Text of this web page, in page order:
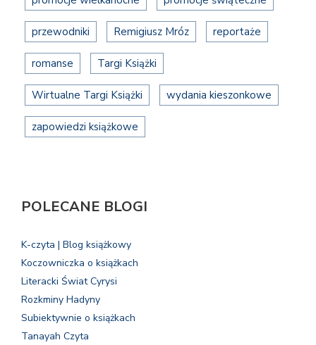
przewodniki Remigiusz Mróz reportaże
romanse Targi Książki
Wirtualne Targi Książki wydania kieszonkowe
zapowiedzi książkowe
POLECANE BLOGI
K-czyta | Blog książkowy
Koczowniczka o książkach
Literacki Świat Cyrysi
Rozkminy Hadyny
Subiektywnie o książkach
Tanayah Czyta